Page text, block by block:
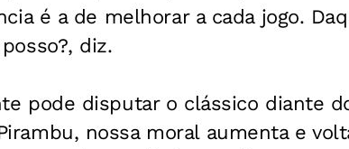
é a de melhorar a cada jogo.
diz.
pode disputar o clássico diante
nossa moral aumenta e